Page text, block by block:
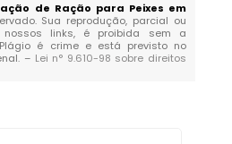
de Ração para Peixes em
Sua reprodução, parcial ou
links, é proibida sem a
é crime e está previsto no
– Lei n° 9.610-98 sobre direitos